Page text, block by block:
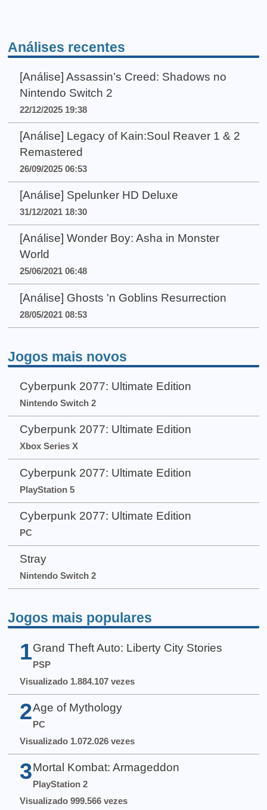
Análises recentes
[Análise] Assassin’s Creed: Shadows no
Nintendo Switch 2
22/12/2025 19:38
[Análise] Legacy of Kain:Soul Reaver 1 & 2
Remastered
26/09/2025 06:53
[Análise] Spelunker HD Deluxe
31/12/2021 18:30
[Análise] Wonder Boy: Asha in Monster
World
25/06/2021 06:48
[Análise] Ghosts 'n Goblins Resurrection
28/05/2021 08:53
Jogos mais novos
Cyberpunk 2077: Ultimate Edition
Nintendo Switch 2
Cyberpunk 2077: Ultimate Edition
Xbox Series X
Cyberpunk 2077: Ultimate Edition
PlayStation 5
Cyberpunk 2077: Ultimate Edition
PC
Stray
Nintendo Switch 2
Jogos mais populares
1 Grand Theft Auto: Liberty City Stories
PSP
Visualizado 1.884.107 vezes
2 Age of Mythology
PC
Visualizado 1.072.026 vezes
3 Mortal Kombat: Armageddon
PlayStation 2
Visualizado 999.566 vezes